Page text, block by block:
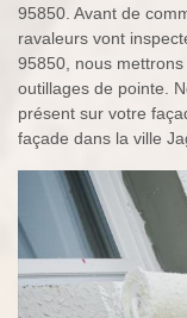
95850. Avant de
ravaleurs vont
95850, nous
outillages de pointe.
présent sur votre
façade dans la ville